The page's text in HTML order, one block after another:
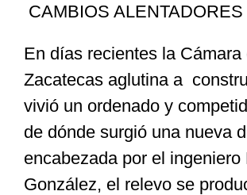
CAMBIOS ALENTADORES
En días recientes la Cámara
Zacatecas aglutina a
vivió un ordenado y
de dónde surgió una nueva
encabezada por el ingeniero
González, el relevo se